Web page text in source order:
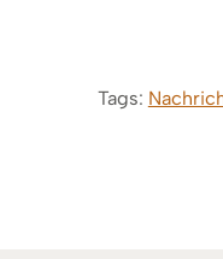
Tags: